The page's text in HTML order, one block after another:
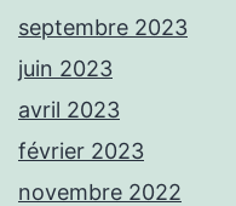
septembre 2023
juin 2023
avril 2023
février 2023
novembre 2022